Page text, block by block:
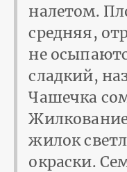
налетом.
средняя,
не
сладкий,
Чашечка
Жилкование
жилок
окраски.